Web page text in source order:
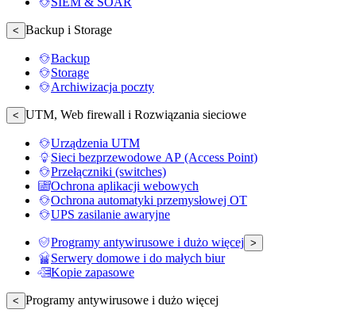
< Backup i Storage
Backup
Storage
Archiwizacja poczty
< UTM, Web firewall i Rozwiązania sieciowe
Urządzenia UTM
Sieci bezprzewodowe AP (Access Point)
Przełączniki (switches)
Ochrona aplikacji webowych
Ochrona automatyki przemysłowej OT
UPS zasilanie awaryjne
Programy antywirusowe i dużo więcej >
Serwery domowe i do małych biur
Kopie zapasowe
< Programy antywirusowe i dużo więcej